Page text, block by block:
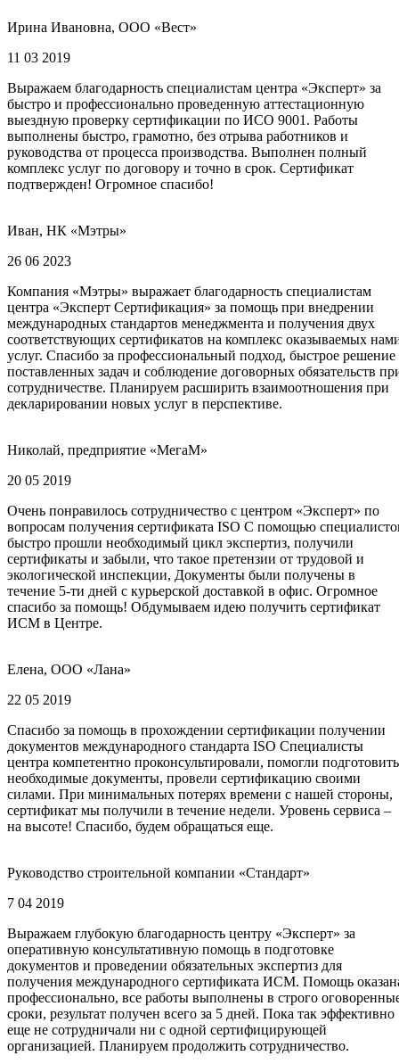
Ирина Ивановна, ООО «Вест»
11 03 2019
Выражаем благодарность специалистам центра «Эксперт» за
быстро и профессионально проведенную аттестационную
выездную проверку сертификации по ИСО 9001. Работы
выполнены быстро, грамотно, без отрыва работников и
руководства от процесса производства. Выполнен полный
комплекс услуг по договору и точно в срок. Сертификат
подтвержден! Огромное спасибо!
Иван, НК «Мэтры»
26 06 2023
Компания «Мэтры» выражает благодарность специалистам
центра «Эксперт Сертификация» за помощь при внедрении
международных стандартов менеджмента и получения двух
соответствующих сертификатов на комплекс оказываемых
услуг. Спасибо за профессиональный подход, быстрое решение
поставленных задач и соблюдение договорных обязательств
сотрудничестве. Планируем расширить взаимоотношения при
декларировании новых услуг в перспективе.
Николай, предприятие «МегаМ»
20 05 2019
Очень понравилось сотрудничество с центром «Эксперт» по
вопросам получения сертификата ISO С помощью
быстро прошли необходимый цикл экспертиз, получили
сертификаты и забыли, что такое претензии от трудовой и
экологической инспекции, Документы были получены в
течение 5-ти дней с курьерской доставкой в офис. Огромное
спасибо за помощь! Обдумываем идею получить сертификат
ИСМ в Центре.
Елена, ООО «Лана»
22 05 2019
Спасибо за помощь в прохождении сертификации получении
документов международного стандарта ISO Специалисты
центра компетентно проконсультировали, помогли подготовить
необходимые документы, провели сертификацию своими
силами. При минимальных потерях времени с нашей стороны,
сертификат мы получили в течение недели. Уровень сервиса –
на высоте! Спасибо, будем обращаться еще.
Руководство строительной компании «Стандарт»
7 04 2019
Выражаем глубокую благодарность центру «Эксперт» за
оперативную консультативную помощь в подготовке
документов и проведении обязательных экспертиз для
получения международного сертификата ИСМ. Помощь
профессионально, все работы выполнены в строго
сроки, результат получен всего за 5 дней. Пока так эффективно
еще не сотрудничали ни с одной сертифицирующей
организацией. Планируем продолжить сотрудничество.